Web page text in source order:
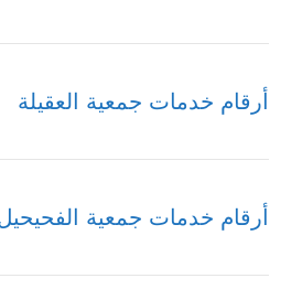
أرقام خدمات جمعية العقيلة
أرقام خدمات جمعية